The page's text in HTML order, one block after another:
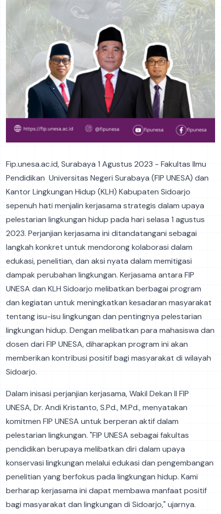
Fip.unesa.ac.id, Surabaya 1 Agustus 2023 - Fakultas Ilmu
Pendidikan Universitas Negeri Surabaya (FIP UNESA) dan
Kantor Lingkungan Hidup (KLH) Kabupaten Sidoarjo
sepenuh hati menjalin kerjasama strategis dalam upaya
pelestarian lingkungan hidup pada hari selasa 1 agustus
2023. Perjanjian kerjasama ini ditandatangani sebagai
langkah konkret untuk mendorong kolaborasi dalam
edukasi, penelitian, dan aksi nyata dalam memitigasi
dampak perubahan lingkungan. Kerjasama antara FIP
UNESA dan KLH Sidoarjo melibatkan berbagai program
dan kegiatan untuk meningkatkan kesadaran masyarakat
tentang isu-isu lingkungan dan pentingnya pelestarian
lingkungan hidup. Dengan melibatkan para mahasiswa dan
dosen dari FIP UNESA, diharapkan program ini akan
memberikan kontribusi positif bagi masyarakat di wilayah
Sidoarjo.
Dalam inisasi perjanjian kerjasama, Wakil Dekan II FIP
UNESA, Dr. Andi Kristanto, S.Pd., M.Pd., menyatakan
komitmen FIP UNESA untuk berperan aktif dalam
pelestarian lingkungan. "FIP UNESA sebagai fakultas
pendidikan berupaya melibatkan diri dalam upaya
konservasi lingkungan melalui edukasi dan pengembangan
penelitian yang berfokus pada lingkungan hidup. Kami
berharap kerjasama ini dapat membawa manfaat positif
bagi masyarakat dan lingkungan di Sidoarjo," ujarnya.